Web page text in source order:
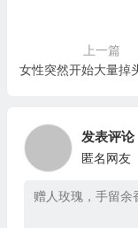
上一篇
发表评论
匿名网友